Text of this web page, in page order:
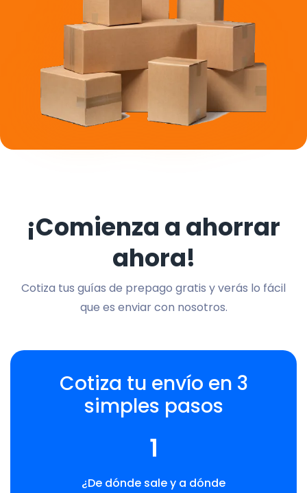
¡Comienza a ahorrar
ahora!
Cotiza tus guías de prepago gratis y verás lo fácil
que es enviar con nosotros.
Cotiza tu envío en 3
simples pasos
1
¿De dónde sale y a dónde